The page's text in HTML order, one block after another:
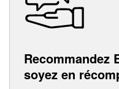
Recommandez
soyez en